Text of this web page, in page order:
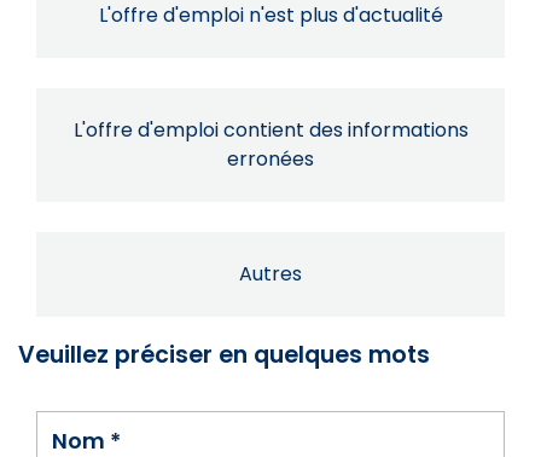
L'offre d'emploi n'est plus d'actualité
L'offre d'emploi contient des informations
erronées
Autres
Veuillez préciser en quelques mots
Nom *